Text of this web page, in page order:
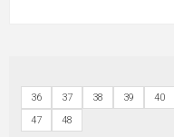
36 37 38 39 40
47
48